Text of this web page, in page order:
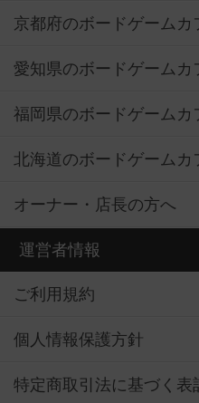
京都府のボードゲームカ
愛知県のボードゲームカ
福岡県のボードゲームカ
北海道のボードゲームカ
オーナー・店長の方へ
運営者情報
ご利用規約
個人情報保護方針
特定商取引法に基づく表